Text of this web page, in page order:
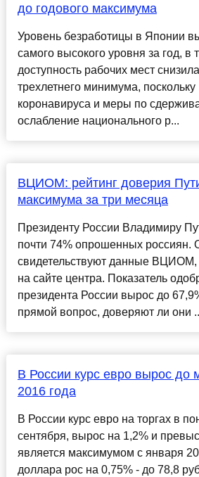
до годового максимума
Уровень безработицы в Японии
самого высокого уровня за год, в
доступность рабочих мест
трехлетнего минимума,
коронавируса и меры по
ослабление национального р...
ВЦИОМ: рейтинг доверия
максимума за три месяца
Президенту России Владимиру
почти 74% опрошенных россиян.
свидетельствуют данные ВЦИОМ,
на сайте центра. Показатель
президента России вырос до
прямой вопрос, доверяют ли они
В России курс евро вырос до
2016 года
В России курс евро на торгах в
сентября, вырос на 1,2% и
является максимумом с января
доллара рос на 0,75% - до 78,8